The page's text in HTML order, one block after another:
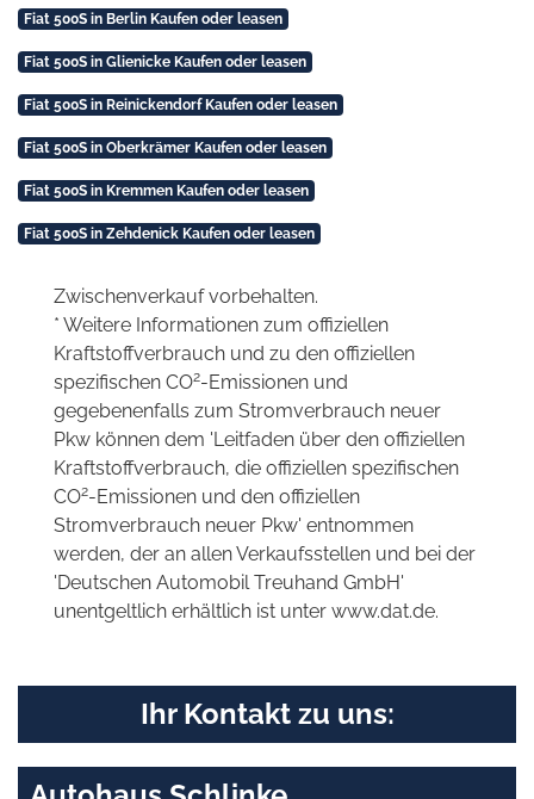
Fiat 500S in Berlin Kaufen oder leasen
Fiat 500S in Glienicke Kaufen oder leasen
Fiat 500S in Reinickendorf Kaufen oder leasen
Fiat 500S in Oberkrämer Kaufen oder leasen
Fiat 500S in Kremmen Kaufen oder leasen
Fiat 500S in Zehdenick Kaufen oder leasen
Zwischenverkauf vorbehalten.
* Weitere Informationen zum offiziellen
Kraftstoffverbrauch und zu den offiziellen
spezifischen CO2-Emissionen und
gegebenenfalls zum Stromverbrauch neuer
Pkw können dem 'Leitfaden über den offiziellen
Kraftstoffverbrauch, die offiziellen spezifischen
CO2-Emissionen und den offiziellen
Stromverbrauch neuer Pkw' entnommen
werden, der an allen Verkaufsstellen und bei der
'Deutschen Automobil Treuhand GmbH'
unentgeltlich erhältlich ist unter www.dat.de.
Ihr Kontakt zu uns: